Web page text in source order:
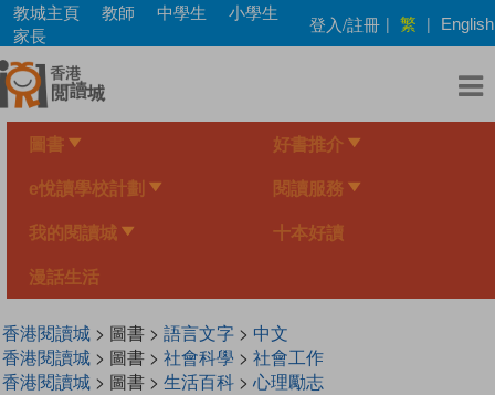
Skip
main
content
教城主頁 教師 中學生
小學生
家長
登入/註冊 | 繁 | English
圖書 好書推介
e悅讀學校計劃 閱讀服務
我的閱讀城 十本好讀
漫話生活
香港閱讀城> 圖書 > 語言文字> 中文
香港閱讀城> 圖書 > 社會科學 > 社會工作
香港閱讀城> 圖書 > 生活百科> 心理勵志